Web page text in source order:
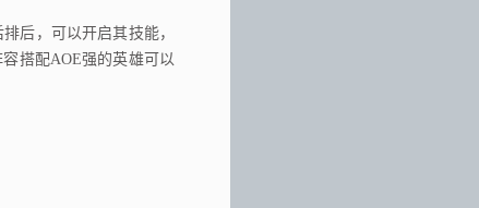
后，可以开启其技能，
搭配AOE强的英雄可以